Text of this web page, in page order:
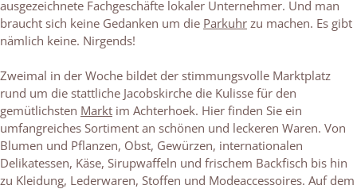
ausgezeichnete Fachgeschäfte lokaler Unternehmer. Und man
braucht sich keine Gedanken um die Parkuhr zu machen. Es gibt
nämlich keine. Nirgends!
Zweimal in der Woche bildet der stimmungsvolle Marktplatz
rund um die stattliche Jacobskirche die Kulisse für den
gemütlichsten Markt im Achterhoek. Hier finden Sie ein
umfangreiches Sortiment an schönen und leckeren Waren. Von
Blumen und Pflanzen, Obst, Gewürzen, internationalen
Delikatessen, Käse, Sirupwaffeln und frischem Backfisch bis hin
zu Kleidung, Lederwaren, Stoffen und Modeaccessoires. Auf dem